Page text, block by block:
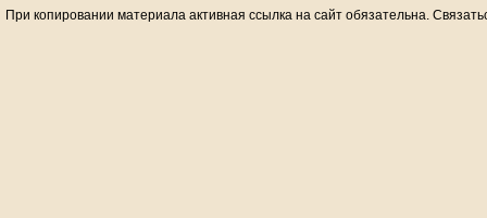
При копировании материала активная ссылка на сайт обязательна.